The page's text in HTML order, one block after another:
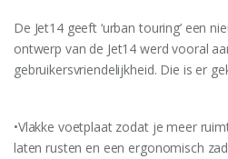
De Jet14 geeft ‘urban touring’ een
ontwerp van de Jet14 werd vooral
gebruikersvriendelijkheid. Die is er
•Vlakke voetplaat zodat je meer
laten rusten en een ergonomisch